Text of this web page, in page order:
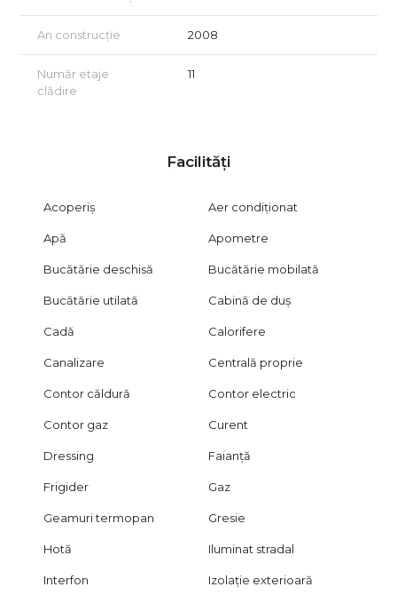
Pentru informații suplimentare și programarea unei vizionări,
contactați B-North Real Estate.
An construcție 2008
Număr etaje
clădire
11
Facilități
Acoperiș Aer condiționat
Apă Apometre
Bucătărie deschisă Bucătărie mobilată
Bucătărie utilată Cabină de duș
Cadă Calorifere
Canalizare Centrală proprie
Contor căldură Contor electric
Contor gaz Curent
Dressing Faianță
Frigider Gaz
Geamuri termopan Gresie
Hotă Iluminat stradal
Interfon Izolație exterioară